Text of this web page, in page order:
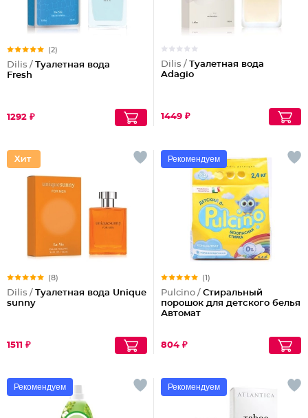
(2)
Dilis / Туалетная вода
Fresh
1292 ₽
Dilis / Туалетная вода
Adagio
1449 ₽
(8)
Dilis / Туалетная вода Unique
sunny
1511 ₽
Рекомендуем
(1)
Pulcino / Стиральный
порошок для детского белья
Автомат
804 ₽
Рекомендуем Рекомендуем